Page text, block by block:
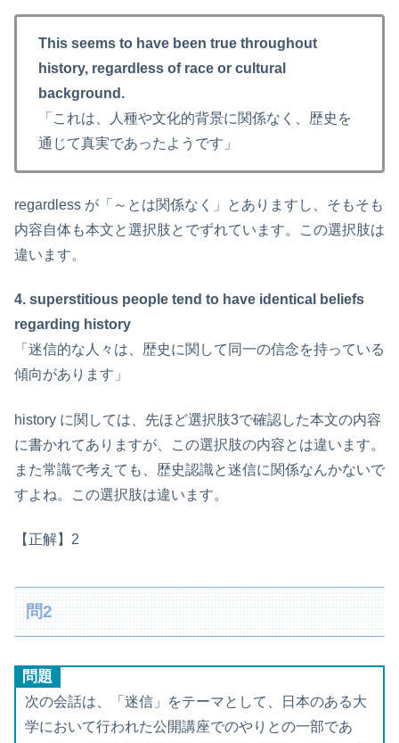
This seems to have been true throughout
history, regardless of race or cultural
background.
「これは、人種や文化的背景に関係なく、歴史を
通じて真実であったようです」
regardless が「～とは関係なく」とありますし、そもそも
内容自体も本文と選択肢とでずれています。この選択肢は
違います。
4. superstitious people tend to have identical beliefs
regarding history
「迷信的な人々は、歴史に関して同一の信念を持っている
傾向があります」
history に関しては、先ほど選択肢3で確認した本文の内容
に書かれてありますが、この選択肢の内容とは違います。
また常識で考えても、歴史認識と迷信に関係なんかないで
すよね。この選択肢は違います。
【正解】2
問2
問題
次の会話は、「迷信」をテーマとして、日本のある大
学において行われた公開講座でのやりとの一部であ